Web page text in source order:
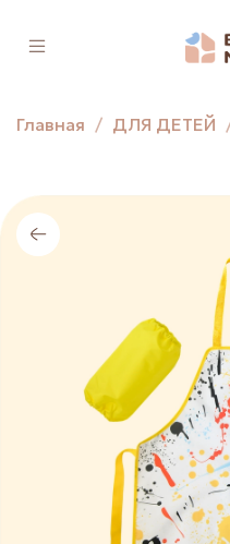
Главная ДЛЯ ДЕТЕЙ